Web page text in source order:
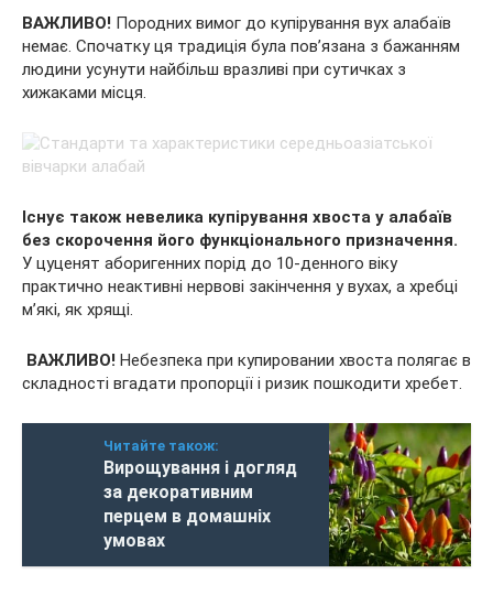
ВАЖЛИВО! Породних вимог до купірування вух алабаїв
немає. Спочатку ця традиція була пов’язана з бажанням
людини усунути найбільш вразливі при сутичках з
хижаками місця.
Існує також невелика купірування хвоста у алабаїв
без скорочення його функціонального призначення.
У цуценят аборигенних порід до 10-денного віку
практично неактивні нервові закінчення у вухах, а хребці
м’які, як хрящі.
ВАЖЛИВО! Небезпека при купировании хвоста полягає в
складності вгадати пропорції і ризик пошкодити хребет.
Читайте також:
Вирощування і догляд
за декоративним
перцем в домашніх
умовах